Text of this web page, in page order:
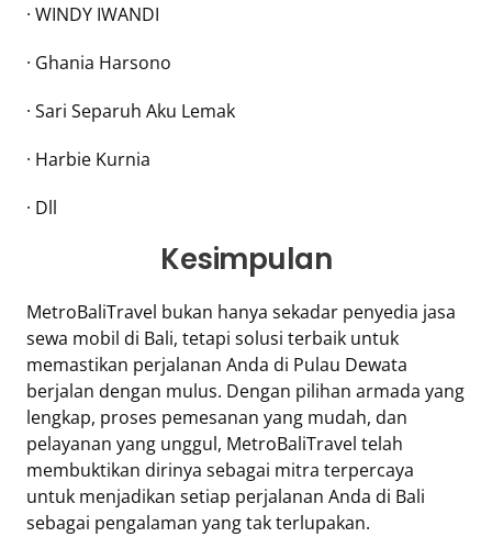
· WINDY IWANDI
· Ghania Harsono
· Sari Separuh Aku Lemak
· Harbie Kurnia
· Dll
Kesimpulan
MetroBaliTravel bukan hanya sekadar penyedia jasa
sewa mobil di Bali, tetapi solusi terbaik untuk
memastikan perjalanan Anda di Pulau Dewata
berjalan dengan mulus. Dengan pilihan armada yang
lengkap, proses pemesanan yang mudah, dan
pelayanan yang unggul, MetroBaliTravel telah
membuktikan dirinya sebagai mitra terpercaya
untuk menjadikan setiap perjalanan Anda di Bali
sebagai pengalaman yang tak terlupakan.